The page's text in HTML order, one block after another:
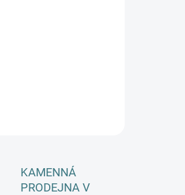
KAMENNÁ
PRODEJNA V